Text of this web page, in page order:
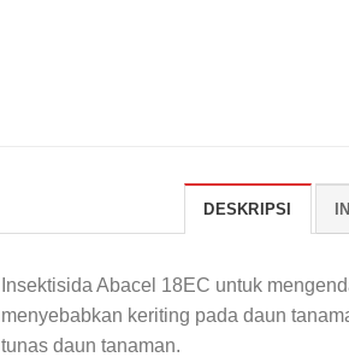
DESKRIPSI
Insektisida Abacel 18EC untuk
menyebabkan keriting pada daun
tunas daun tanaman.